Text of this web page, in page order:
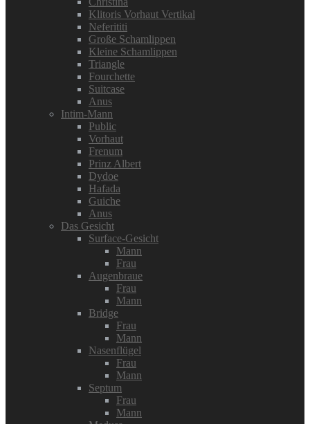
Klitoris Vorhaut Vertikal
Neferititi
Große Schamlippen
Kleine Schamlippen
Triangle
Fourchette
Suitcase
Anus
Intim-Mann
Public
Vorhaut
Frenum
Prinz Albert
Dydoe
Hafada
Guiche
Anus
Das Gesicht
Surface-Gesicht
Mann
Frau
Augenbraue
Frau
Mann
Bridge
Frau
Mann
Nasenflügel
Frau
Mann
Septum
Frau
Mann